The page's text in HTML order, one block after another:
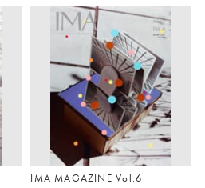
IMA MAGAZINE Vol.6